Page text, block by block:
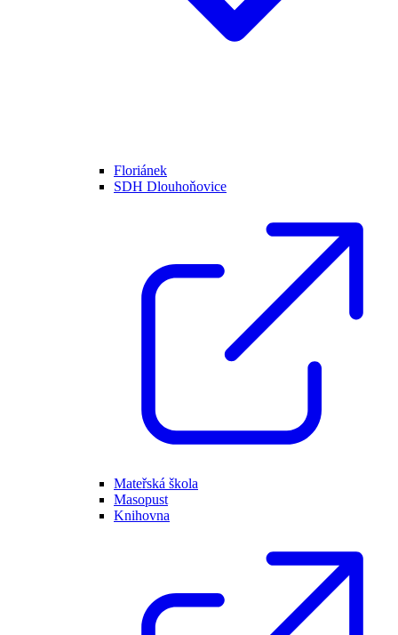
Floriánek
SDH Dlouhoňovice
Mateřská škola
Masopust
Knihovna